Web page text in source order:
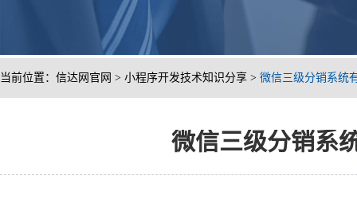
当前位置： 信达网官网 > 小程序开发技术知识分享 > 微信三级分销系统
微信三级分销系